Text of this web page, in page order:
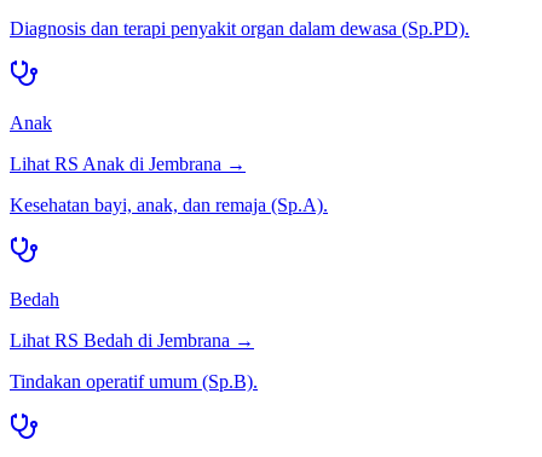
Diagnosis dan terapi penyakit organ dalam dewasa (Sp.PD).
Anak
Lihat RS Anak di Jembrana →
Kesehatan bayi, anak, dan remaja (Sp.A).
Bedah
Lihat RS Bedah di Jembrana →
Tindakan operatif umum (Sp.B).